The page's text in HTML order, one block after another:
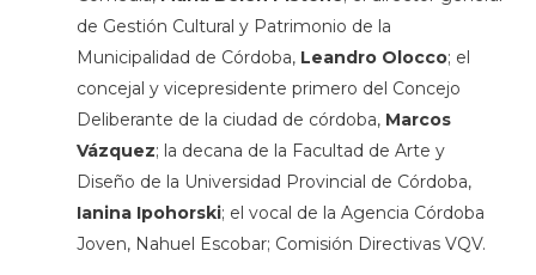
de Gestión Cultural y Patrimonio de la
Municipalidad de Córdoba, Leandro Olocco; el
concejal y vicepresidente primero del Concejo
Deliberante de la ciudad de córdoba, Marcos
Vázquez; la decana de la Facultad de Arte y
Diseño de la Universidad Provincial de Córdoba,
Ianina Ipohorski; el vocal de la Agencia Córdoba
Joven, Nahuel Escobar; Comisión Directivas VQV.